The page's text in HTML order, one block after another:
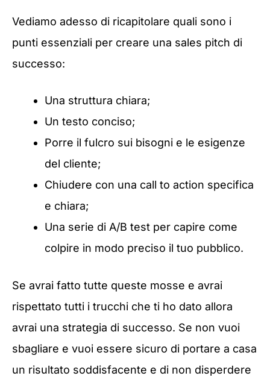
Vediamo adesso di ricapitolare quali sono i
punti essenziali per creare una sales pitch di
successo:
Una struttura chiara;
Un testo conciso;
Porre il fulcro sui bisogni e le esigenze
del cliente;
Chiudere con una call to action specifica
e chiara;
Una serie di A/B test per capire come
colpire in modo preciso il tuo pubblico.
Se avrai fatto tutte queste mosse e avrai
rispettato tutti i trucchi che ti ho dato allora
avrai una strategia di successo. Se non vuoi
sbagliare e vuoi essere sicuro di portare a casa
un risultato soddisfacente e di non disperdere